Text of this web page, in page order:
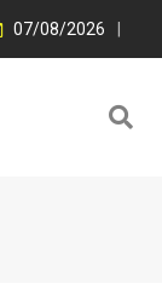
07/08/2026